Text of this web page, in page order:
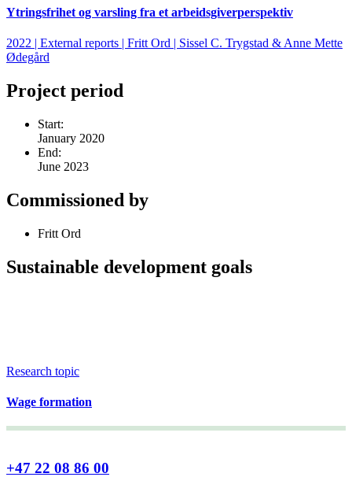
Ytringsfrihet og varsling fra et arbeidsgiverperspektiv
2022 | External reports | Fritt Ord | Sissel C. Trygstad & Anne Mette
Ødegård
Project period
Start:
January 2020
End:
June 2023
Commissioned by
Fritt Ord
Sustainable development goals
Research topic
Wage formation
+47 22 08 86 00